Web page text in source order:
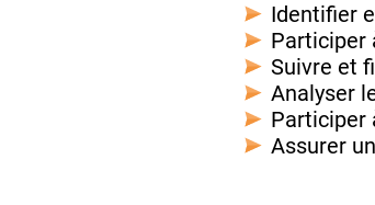
Identifier
Participer
Suivre et
Analyser
Participer
Assurer